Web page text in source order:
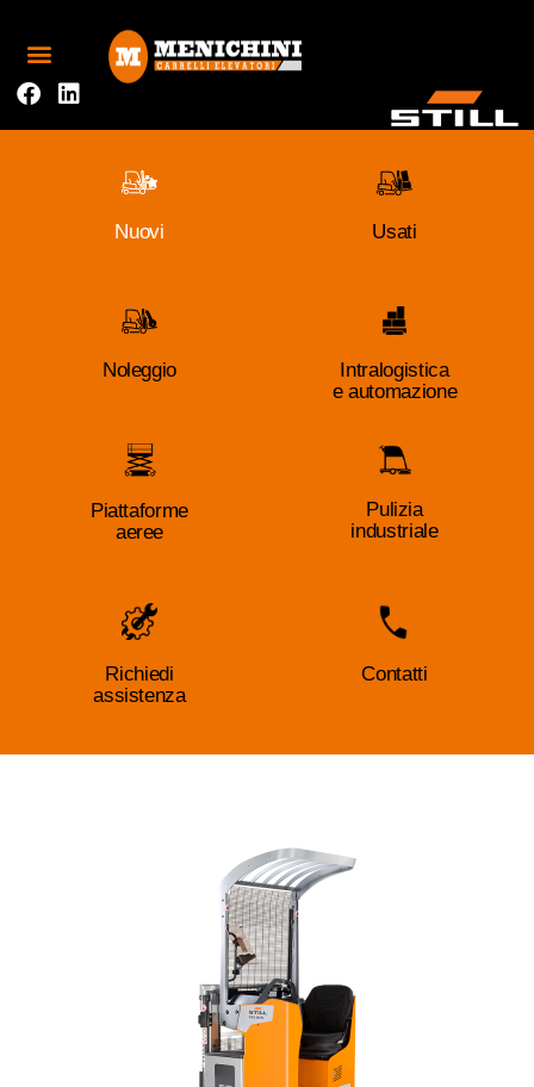
Nuovi Usati
Noleggio
Intralogistica
e automazione
Piattaforme
aeree
Pulizia
industriale
Richiedi
assistenza
Contatti